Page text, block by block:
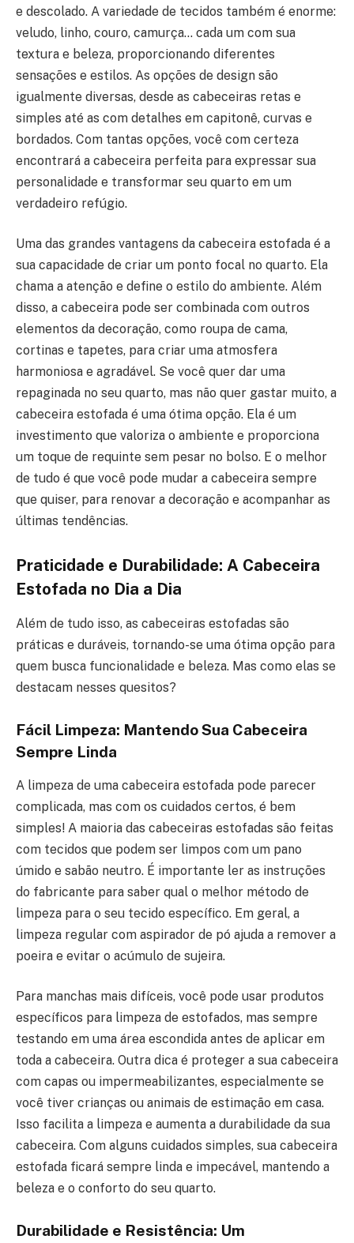
e descolado. A variedade de tecidos também é enorme:
veludo, linho, couro, camurça… cada um com sua
textura e beleza, proporcionando diferentes
sensações e estilos. As opções de design são
igualmente diversas, desde as cabeceiras retas e
simples até as com detalhes em capitonê, curvas e
bordados. Com tantas opções, você com certeza
encontrará a cabeceira perfeita para expressar sua
personalidade e transformar seu quarto em um
verdadeiro refúgio.
Uma das grandes vantagens da cabeceira estofada é a
sua capacidade de criar um ponto focal no quarto. Ela
chama a atenção e define o estilo do ambiente. Além
disso, a cabeceira pode ser combinada com outros
elementos da decoração, como roupa de cama,
cortinas e tapetes, para criar uma atmosfera
harmoniosa e agradável. Se você quer dar uma
repaginada no seu quarto, mas não quer gastar muito, a
cabeceira estofada é uma ótima opção. Ela é um
investimento que valoriza o ambiente e proporciona
um toque de requinte sem pesar no bolso. E o melhor
de tudo é que você pode mudar a cabeceira sempre
que quiser, para renovar a decoração e acompanhar as
últimas tendências.
Praticidade e Durabilidade: A Cabeceira
Estofada no Dia a Dia
Além de tudo isso, as cabeceiras estofadas são
práticas e duráveis, tornando-se uma ótima opção para
quem busca funcionalidade e beleza. Mas como elas se
destacam nesses quesitos?
Fácil Limpeza: Mantendo Sua Cabeceira
Sempre Linda
A limpeza de uma cabeceira estofada pode parecer
complicada, mas com os cuidados certos, é bem
simples! A maioria das cabeceiras estofadas são feitas
com tecidos que podem ser limpos com um pano
úmido e sabão neutro. É importante ler as instruções
do fabricante para saber qual o melhor método de
limpeza para o seu tecido específico. Em geral, a
limpeza regular com aspirador de pó ajuda a remover a
poeira e evitar o acúmulo de sujeira.
Para manchas mais difíceis, você pode usar produtos
específicos para limpeza de estofados, mas sempre
testando em uma área escondida antes de aplicar em
toda a cabeceira. Outra dica é proteger a sua cabeceira
com capas ou impermeabilizantes, especialmente se
você tiver crianças ou animais de estimação em casa.
Isso facilita a limpeza e aumenta a durabilidade da sua
cabeceira. Com alguns cuidados simples, sua cabeceira
estofada ficará sempre linda e impecável, mantendo a
beleza e o conforto do seu quarto.
Durabilidade e Resistência: Um